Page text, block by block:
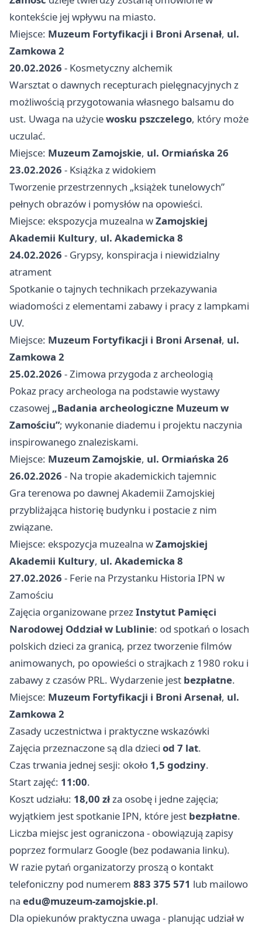
kontekście jej wpływu na miasto.
Miejsce: Muzeum Fortyfikacji i Broni Arsenał, ul.
Zamkowa 2
20.02.2026 - Kosmetyczny alchemik
Warsztat o dawnych recepturach pielęgnacyjnych z
możliwością przygotowania własnego balsamu do
ust. Uwaga na użyciewosku pszczelego, który może
uczulać.
Miejsce: Muzeum Zamojskie, ul. Ormiańska 26
23.02.2026 - Książka z widokiem
Tworzenie przestrzennych „książek tunelowych”
pełnych obrazów i pomysłów na opowieści.
Miejsce: ekspozycja muzealna wZamojskiej
Akademii Kultury, ul. Akademicka 8
24.02.2026 - Grypsy, konspiracja i niewidzialny
atrament
Spotkanie o tajnych technikach przekazywania
wiadomości z elementami zabawy i pracy z lampkami
UV.
Miejsce: Muzeum Fortyfikacji i Broni Arsenał, ul.
Zamkowa 2
25.02.2026 - Zimowa przygoda z archeologią
Pokaz pracy archeologa na podstawie wystawy
czasowej „Badania archeologiczne Muzeum w
Zamościu”; wykonanie diademu i projektu naczynia
inspirowanego znaleziskami.
Miejsce: Muzeum Zamojskie, ul. Ormiańska 26
26.02.2026 - Na tropie akademickich tajemnic
Gra terenowa po dawnej Akademii Zamojskiej
przybliżająca historię budynku i postacie z nim
związane.
Miejsce: ekspozycja muzealna wZamojskiej
Akademii Kultury, ul. Akademicka 8
27.02.2026 - Ferie na Przystanku Historia IPN w
Zamościu
Zajęcia organizowane przezInstytut Pamięci
Narodowej Oddział w Lublinie: od spotkań o losach
polskich dzieci za granicą, przez tworzenie filmów
animowanych, po opowieści o strajkach z 1980 roku i
zabawy z czasów PRL. Wydarzenie jest bezpłatne.
Miejsce: Muzeum Fortyfikacji i Broni Arsenał, ul.
Zamkowa 2
Zasady uczestnictwa i praktyczne wskazówki
Zajęcia przeznaczone są dla dzieci od 7 lat.
Czas trwania jednej sesji: około 1,5 godziny.
Start zajęć: 11:00.
Koszt udziału: 18,00 złza osobę i jedne zajęcia;
wyjątkiem jest spotkanie IPN, które jest bezpłatne.
Liczba miejsc jest ograniczona - obowiązują zapisy
poprzez formularz Google (bez podawania linku).
W razie pytań organizatorzy proszą o kontakt
telefoniczny pod numerem 883 375 571 lub mailowo
na edu@muzeum-zamojskie.pl.
Dla opiekunów praktyczna uwaga - planując udział w